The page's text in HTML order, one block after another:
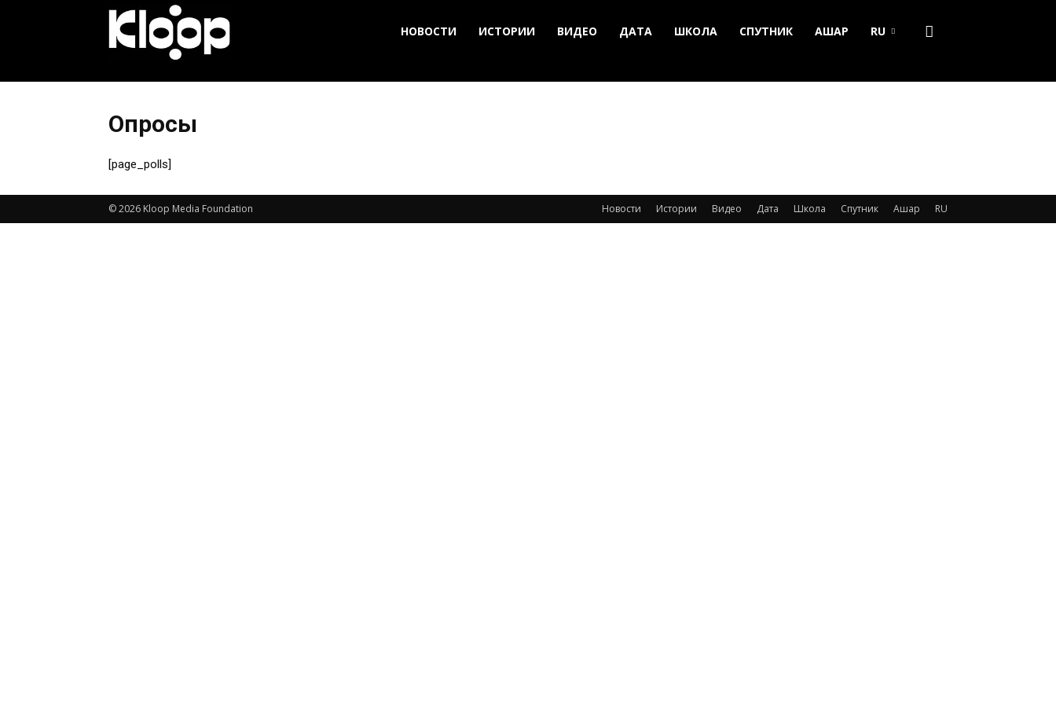
Кыргызстана
НОВОСТИ ИСТОРИИ ВИДЕО ДАТА ШКОЛА СПУТНИК АШАР RU
Опросы
[page_polls]
Новости Истории Видео Дата Школа Спутник Ашар RU
© 2026 Kloop Media Foundation